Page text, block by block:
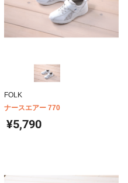
FOLK
ナースエアー 770
¥5,790